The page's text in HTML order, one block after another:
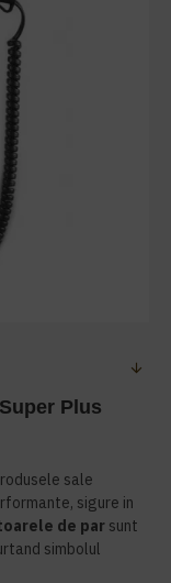
Plus
sale
sigure in
de par sunt
simbolul